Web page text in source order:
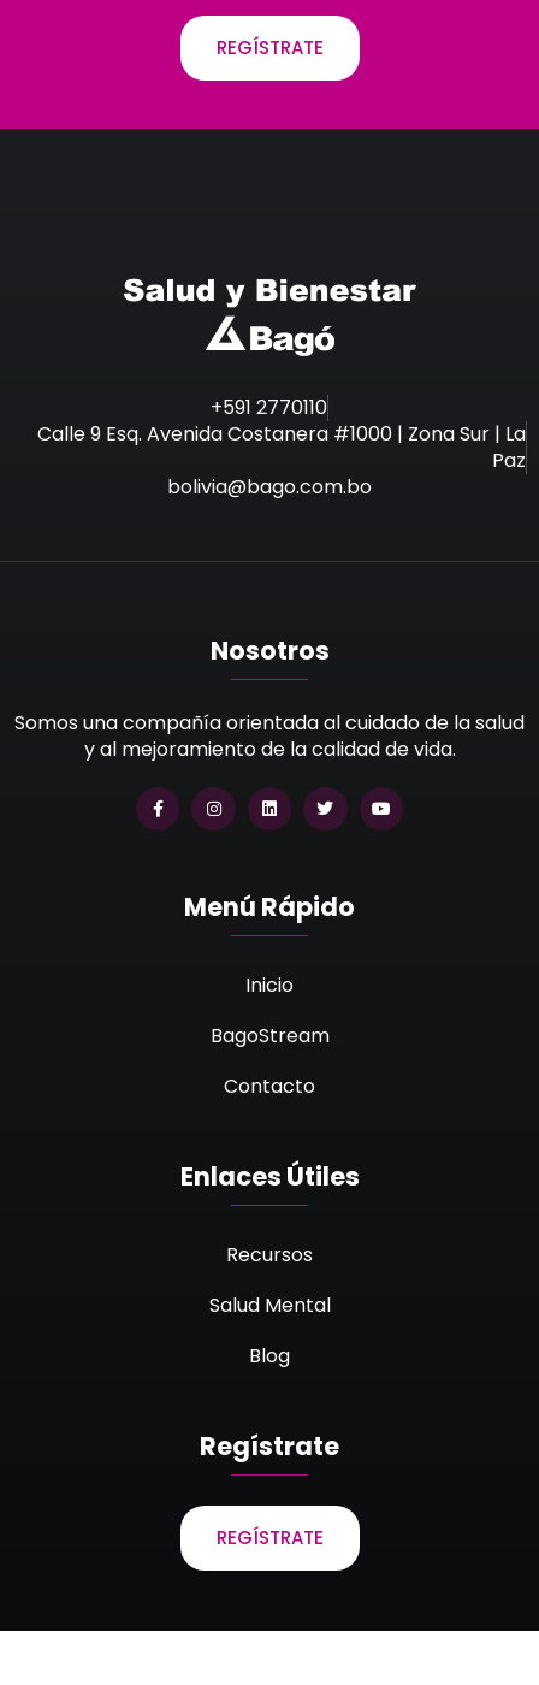
REGÍSTRATE
+591 2770110
Calle 9 Esq. Avenida Costanera #1000 | Zona Sur | La
Paz
bolivia@bago.com.bo
Nosotros
Somos una compañía orientada al cuidado de la salud
y al mejoramiento de la calidad de vida.
Menú Rápido
Inicio
BagoStream
Contacto
Enlaces Útiles
Recursos
Salud Mental
Blog
Regístrate
REGÍSTRATE